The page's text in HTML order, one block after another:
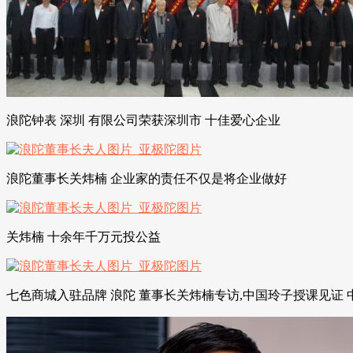
浪陀钟表 深圳 有限公司荣获深圳市 十佳爱心企业
浪陀董事长关炜楠 企业家的责任不仅是将企业做好
关炜楠 十余年千万元投公益
七色商城入驻品牌 浪陀 董事长关炜楠专访,中国玲子授课见